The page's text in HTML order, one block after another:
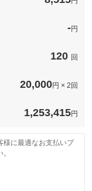
-円
120 回
20,000円 × 2回
1,253,415円
様に最適なお支払いプ